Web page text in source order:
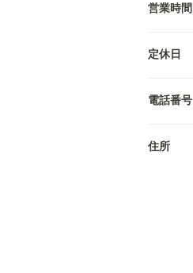
営業時間
定休日
電話番号
住所